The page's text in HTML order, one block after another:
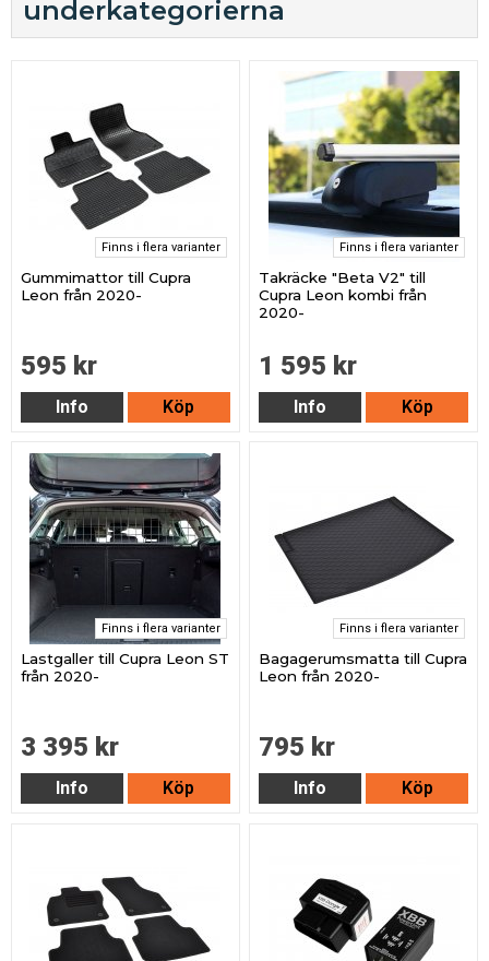
underkategorierna
Finns i flera varianter
Gummimattor till Cupra
Leon från 2020-
595 kr
Info Köp
Finns i flera varianter
Takräcke "Beta V2" till
Cupra Leon kombi från
2020-
1 595 kr
Info Köp
Finns i flera varianter
Lastgaller till Cupra Leon ST
från 2020-
3 395 kr
Info Köp
Finns i flera varianter
Bagagerumsmatta till Cupra
Leon från 2020-
795 kr
Info Köp